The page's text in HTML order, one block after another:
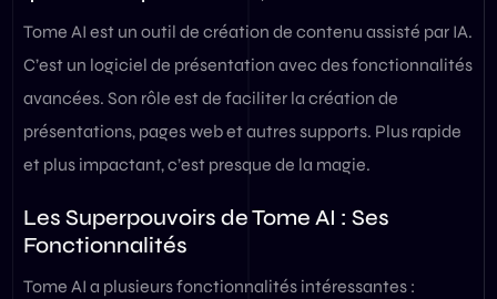
Tome AI est un outil de création de contenu assisté par IA.
C’est un logiciel de présentation avec des fonctionnalités
avancées. Son rôle est de faciliter la création de
présentations, pages web et autres supports. Plus rapide
et plus impactant, c’est presque de la magie.
Les Superpouvoirs de Tome AI : Ses
Fonctionnalités
Tome AI a plusieurs fonctionnalités intéressantes :